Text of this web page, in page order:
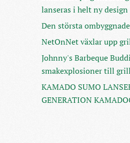
lanseras i helt ny design
Den största
NetOnNet växlar upp
Johnny's Barbeque
smakexplosioner till
KAMADO SUMO
GENERATION